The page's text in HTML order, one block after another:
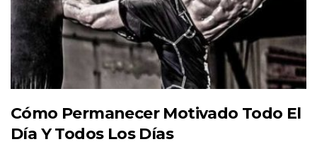
Cómo Permanecer Motivado Todo El
Día Y Todos Los Días